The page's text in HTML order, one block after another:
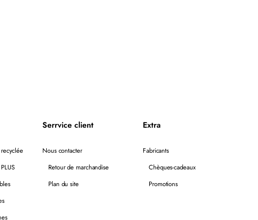
Serrvice client
Nous contacter
Retour de marchandise
Plan du site
Extra
Fabricants
Chèques-cadeaux
Promotions